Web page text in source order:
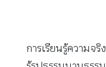
การเรียนรู้ความจ